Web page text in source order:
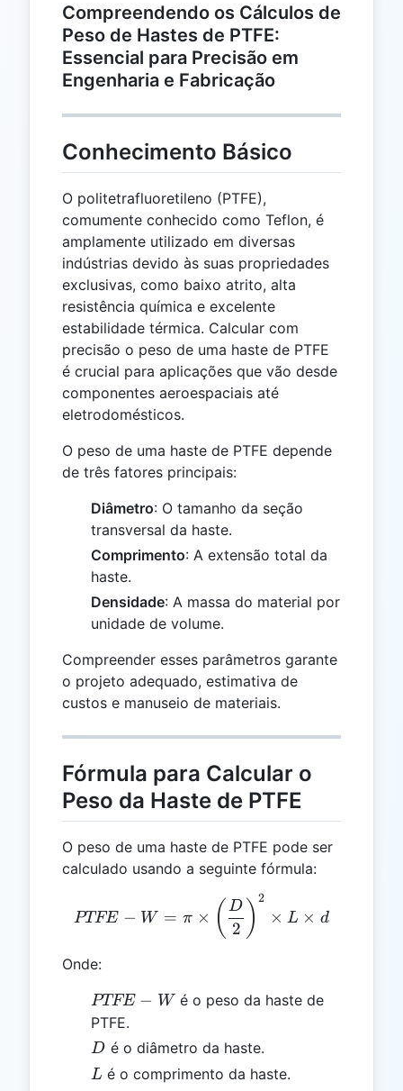
Compreendendo os Cálculos de
Peso de Hastes de PTFE:
Essencial para Precisão em
Engenharia e Fabricação
Conhecimento Básico
O politetrafluoretileno (PTFE),
comumente conhecido como Teflon, é
amplamente utilizado em diversas
indústrias devido às suas propriedades
exclusivas, como baixo atrito, alta
resistência química e excelente
estabilidade térmica. Calcular com
precisão o peso de uma haste de PTFE
é crucial para aplicações que vão desde
componentes aeroespaciais até
eletrodomésticos.
O peso de uma haste de PTFE depende
de três fatores principais:
Diâmetro: O tamanho da seção
transversal da haste.
Comprimento: A extensão total da
haste.
Densidade: A massa do material por
unidade de volume.
Compreender esses parâmetros garante
o projeto adequado, estimativa de
custos e manuseio de materiais.
Fórmula para Calcular o
Peso da Haste de PTFE
O peso de uma haste de PTFE pode ser
calculado usando a seguinte fórmula:
PTFE-W = \pi \times
PTFE − W = π × ( 2
D ) 2
× L × d
Onde:
PTFE-
W
PTFE − W é o peso da haste de
PTFE.
D
D é o diâmetro da haste.
L
L é o comprimento da haste.